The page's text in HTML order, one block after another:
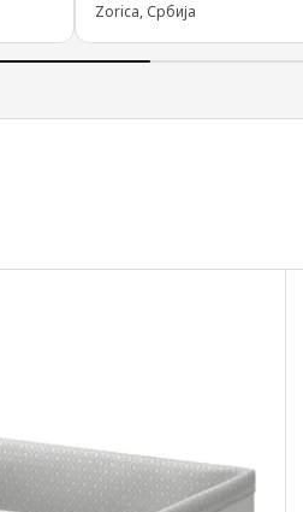
Zorica, Србија